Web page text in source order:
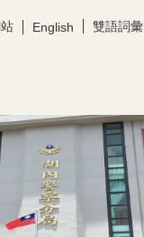
English 雙語詞彙